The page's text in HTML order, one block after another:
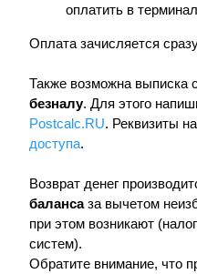
оплатить в
Оплата зачисляется
Также возможна выписка
безналу. Для этого
Postcalc.RU. Реквизиты
доступа.
Возврат денег
балансаза вычетом
при этом возникают
систем).
Обратите внимание, что